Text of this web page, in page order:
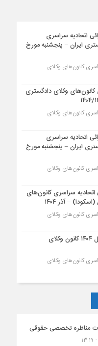
اتحادیه سراسری
ایران – پنجشنبه مورخ
کانون‌های وکلای
وکلای دادگستری
کانون‌های وکلای
اتحادیه سراسری
ایران – پنجشنبه مورخ
کانون‌های وکلای
سراسری کانون‌های
– آذر ۱۴۰۴
کانون‌های وکلای
نتایج آزمون وکالت سال ۱۴۰۴ کانون وکلای
کانون‌های وکلای
مناظره تخصصی حقوقی